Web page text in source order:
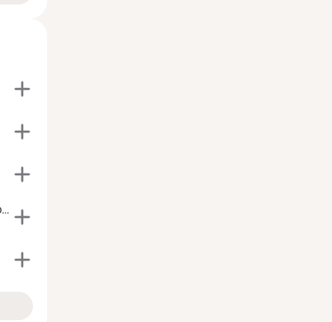
Журнал "Российский адвокат"